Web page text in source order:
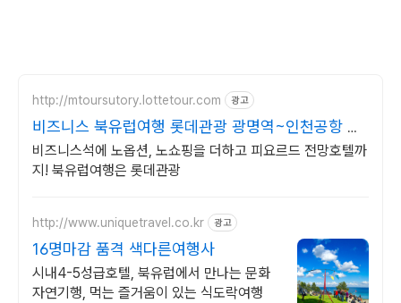
http://mtoursutory.lottetour.com 광고
비즈니스 북유럽여행 롯데관광 광명역~인천공항 픽
업 1회!
비즈니스석에 노옵션, 노쇼핑을 더하고 피요르드 전망호텔까
지! 북유럽여행은 롯데관광
http://www.uniquetravel.co.kr 광고
16명마감 품격 색다른여행사
시내4-5성급호텔, 북유럽에서 만나는 문화
자연기행, 먹는 즐거움이 있는 식도락여행